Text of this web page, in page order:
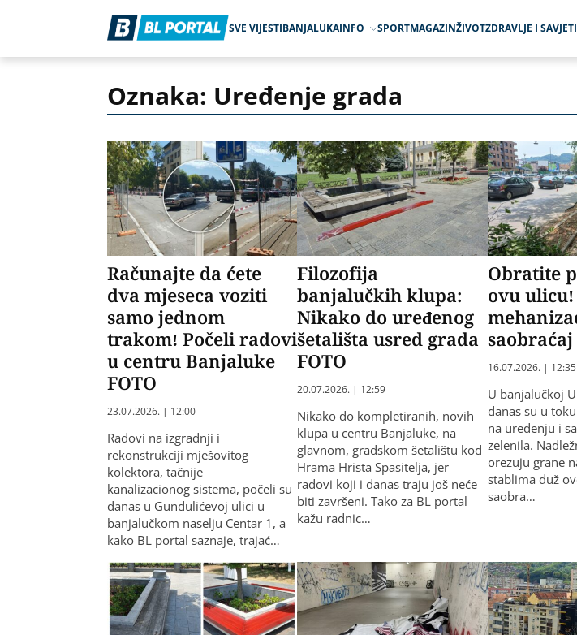
SVE VIJESTIBANJALUKAINFO SPORTMAGAZINŽIVOTZDRAVLJE I SAVJETI
Oznaka: Uređenje grada
Računajte da ćete
dva mjeseca voziti
samo jednom
trakom! Počeli radovi
u centru Banjaluke
FOTO
23.07.2026. | 12:00
Radovi na izgradnji i
rekonstrukciji mješovitog
kolektora, tačnije –
kanalizacionog sistema, počeli su
danas u Gundulićevoj ulici u
banjalučkom naselju Centar 1, a
kako BL portal saznaje, trajać…
Filozofija
banjalučkih klupa:
Nikako do uređenog
šetališta usred grada
FOTO
20.07.2026. | 12:59
Nikako do kompletiranih, novih
klupa u centru Banjaluke, na
glavnom, gradskom šetalištu kod
Hrama Hrista Spasitelja, jer
radovi koji i danas traju još neće
biti završeni. Tako za BL portal
kažu radnic…
Obratite
ovu
saobraćaj
16.07.2026. | 12:35
U banjalučkoj
danas su u
na uređenju i
zelenila.
orezuju grane
stablima duž
saobra…